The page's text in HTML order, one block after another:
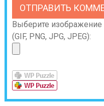
Выберите
(GIF, PNG, JPG, JPEG):